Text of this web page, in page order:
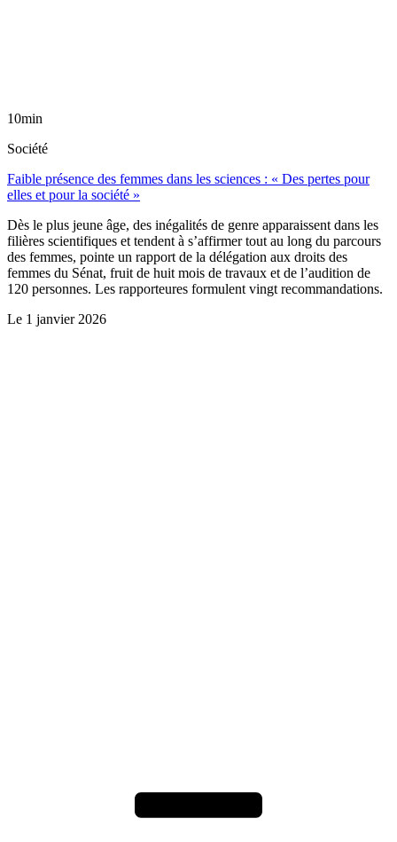
10min
Société
Faible présence des femmes dans les sciences : « Des pertes pour
elles et pour la société »
Dès le plus jeune âge, des inégalités de genre apparaissent dans les
filières scientifiques et tendent à s’affirmer tout au long du parcours
des femmes, pointe un rapport de la délégation aux droits des
femmes du Sénat, fruit de huit mois de travaux et de l’audition de
120 personnes. Les rapporteures formulent vingt recommandations.
Le 1 janvier 2026